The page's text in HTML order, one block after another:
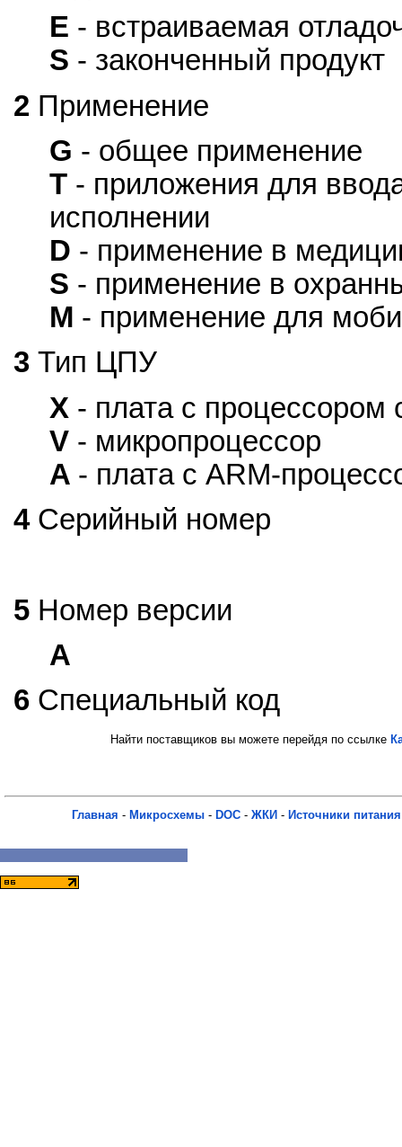
E - встраиваемая
S - законченный продукт
2 Применение
G - общее применение
T - приложения для
исполнении
D - применение в
S - применение в
M - применение для
3 Тип ЦПУ
X - плата с процессором
V - микропроцессор
A - плата с ARM-
4Серийный номер
5 Номер версии
A
6 Специальный код
Найти поставщиков вы можете перейдя по ссылке
Главная - Микросхемы - DOC - ЖКИ - Источники питания